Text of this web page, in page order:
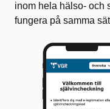
inom hela hälso- och
fungera på samma